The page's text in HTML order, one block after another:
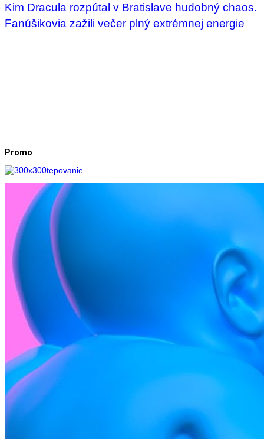
Kim Dracula rozpútal v Bratislave hudobný chaos.
Fanúšikovia zažili večer plný extrémnej energie
Promo